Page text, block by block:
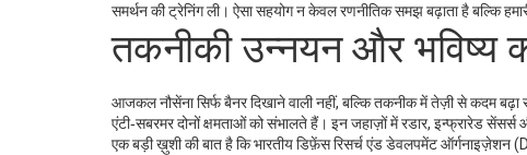
समर्थन की ट्रेनिंग ली। ऐसा सहयोग न केवल रणनीतिक समझ बढ़ाता है बल्कि
तकनीकी उन्नयन और भविष्य
आजकल नौसेंना सिर्फ बैनर दिखाने वाली नहीं, बल्कि तकनीक में तेज़ी से कदम बढ़ा
एंटी‑सबरमर दोनों क्षमताओं को संभालते हैं। इन जहाज़ों में रडार, इन्फ्रारेड
एक बड़ी ख़ुशी की बात है कि भारतीय डिफ़ेंस रिसर्च एंड डेवलपमेंट ऑर्गनाइज़ेशन